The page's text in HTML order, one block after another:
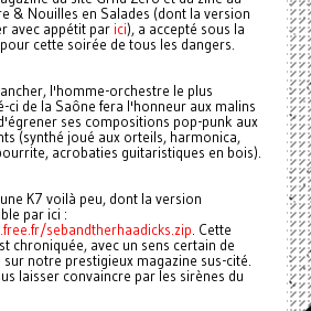
& Nouilles en Salades (dont la version
avec appétit par ici), a accepté sous la
cette soirée de tous les dangers.
l'homme-orchestre le plus
ci de la Saône fera l'honneur aux malins
ses compositions pop-punk aux
(synthé joué aux orteils, harmonica,
acrobaties guitaristiques en bois).
K7 voilà peu, dont la version
par ici :
sebandtherhaadicks.zip . Cette
chroniquée, avec un sens certain de
notre prestigieux magazine sus-cité.
laisser convaincre par les sirènes du